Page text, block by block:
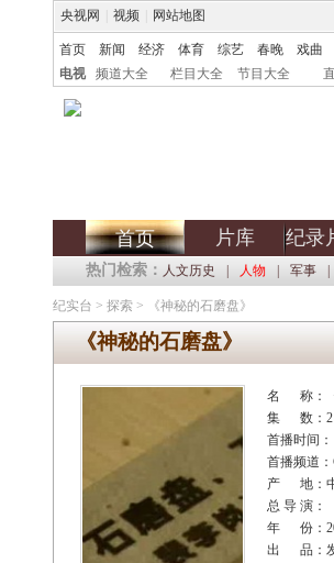
央视网 视频 网站地图
首页 新闻 经济 体育 综艺 春晚
戏曲
电视
频道大全 栏目大全 节目大全
首页 片库 纪录
热门检索： 人文历史 人物 军事
纪实台 > 探索 > 《神秘的石磨盘》
《神秘的石磨盘》
名 称：
集 数：2
首播时间：
首播频道
产 地：
总 导 演：
年 份：
出 品：